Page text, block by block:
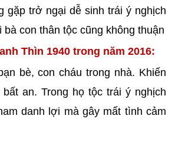
gặp trở ngại dễ sinh trái ý nghịch
bà con thân tộc cũng không thuận
Thìn 1940 trong năm 2016:
bè, con cháu trong nhà. Khiến
an. Trong họ tộc trái ý nghịch
danh lợi mà gây mất tình cảm